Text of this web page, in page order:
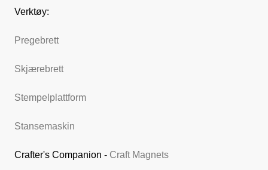
Verktøy:
Pregebrett
Skjærebrett
Stempelplattform
Stansemaskin
Crafter's Companion - Craft Magnets